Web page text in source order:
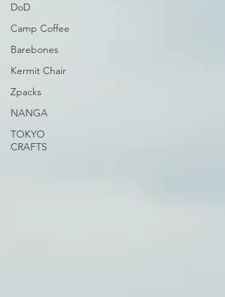
DoD
Camp Coffee
Barebones
Kermit Chair
Zpacks
NANGA
TOKYO
CRAFTS